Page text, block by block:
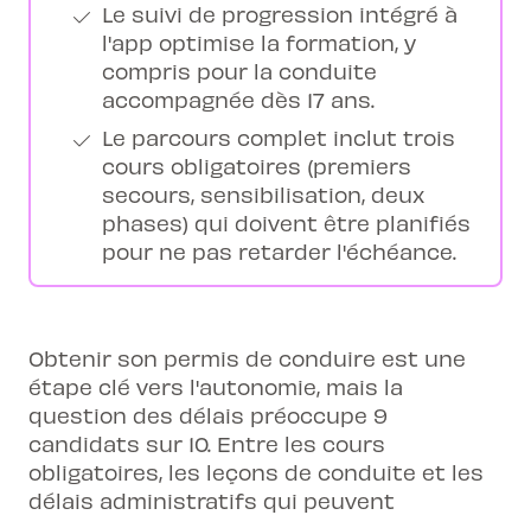
Le suivi de progression intégré à
l'app optimise la formation, y
compris pour la conduite
accompagnée dès 17 ans.
Le parcours complet inclut trois
cours obligatoires (premiers
secours, sensibilisation, deux
phases) qui doivent être planifiés
pour ne pas retarder l'échéance.
Obtenir son permis de conduire est une
étape clé vers l'autonomie, mais la
question des délais préoccupe 9
candidats sur 10. Entre les cours
obligatoires, les leçons de conduite et les
délais administratifs qui peuvent